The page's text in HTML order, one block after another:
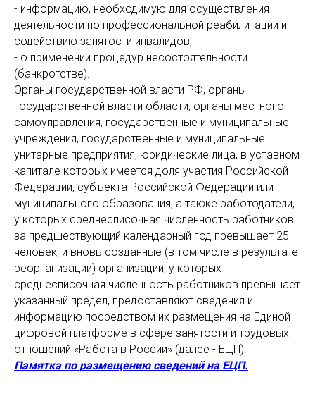
- информацию, необходимую для осуществления
деятельности по профессиональной реабилитации и
содействию занятости инвалидов;
- о применении процедур несостоятельности
(банкротстве).
Органы государственной власти РФ, органы
государственной власти области, органы местного
самоуправления, государственные и муниципальные
учреждения, государственные и муниципальные
унитарные предприятия, юридические лица, в уставном
капитале которых имеется доля участия Российской
Федерации, субъекта Российской Федерации или
муниципального образования, а также работодатели,
у которых среднесписочная численность работников
за предшествующий календарный год превышает 25
человек, и вновь созданные (в том числе в результате
реорганизации) организации, у которых
среднесписочная численность работников превышает
указанный предел, предоставляют сведения и
информацию посредством их размещения на Единой
цифровой платформе в сфере занятости и трудовых
отношений «Работа в России» (далее - ЕЦП).
Памятка по размещению сведений на ЕЦП.